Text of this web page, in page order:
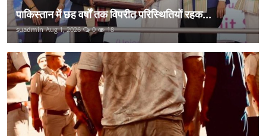
पाकिस्तान में छह वर्षों तक विपरीत परिस्थितियों रहक...
suadmin Aug 1, 2026 0 18